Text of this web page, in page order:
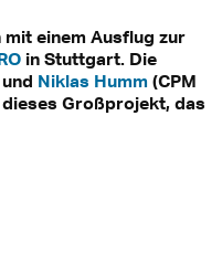
einem Ausflug zur
in Stuttgart. Die
und Niklas Humm (CPM
Großprojekt, das